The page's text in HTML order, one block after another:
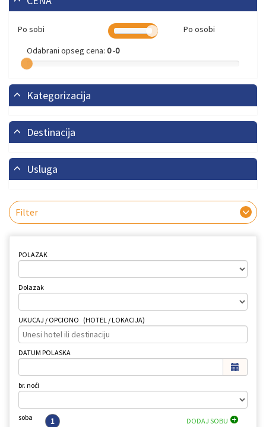
Po sobi
Po osobi
Odabrani opseg cena: 0-0
Kategorizacija
Destinacija
Usluga
Filter
POLAZAK
Dolazak
UKUCAJ / OPCIONO (HOTEL / LOKACIJA)
DATUM POLASKA
br. noći
soba 1
DODAJ SOBU